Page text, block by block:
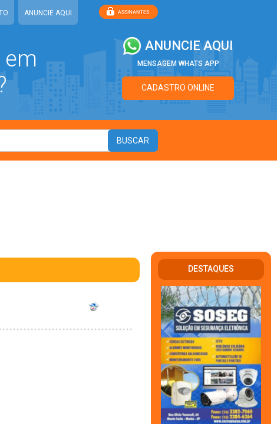
ANUNCIE AQUI
em
ANUNCIE AQUI
MENSAGEM WHATS APP
CADASTRO ONLINE
DESTAQUES